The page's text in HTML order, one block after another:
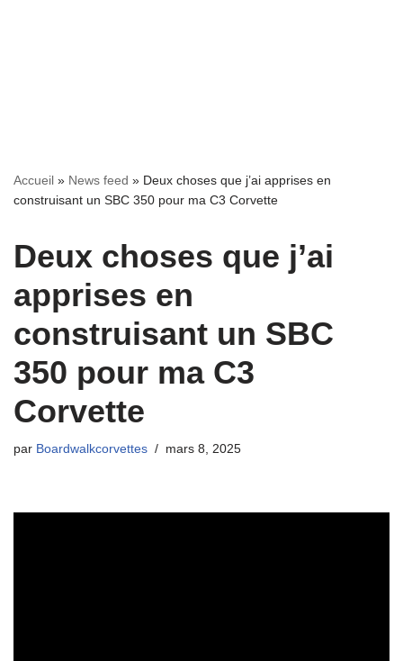
Accueil » News feed » Deux choses que j’ai apprises en
construisant un SBC 350 pour ma C3 Corvette
Deux choses que j’ai
apprises en
construisant un SBC
350 pour ma C3
Corvette
par Boardwalkcorvettes mars 8, 2025